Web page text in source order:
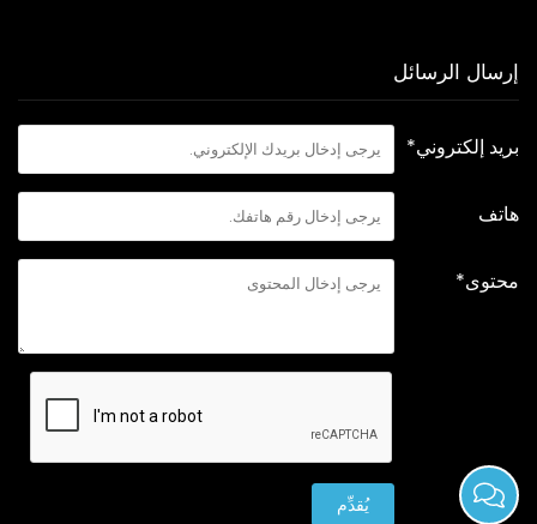
إرسال الرسائل
بريد إلكتروني*
هاتف
محتوى*
يُقدِّم